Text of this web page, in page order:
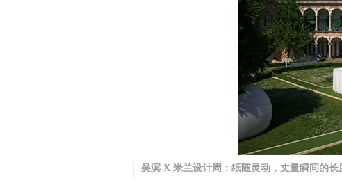
吴滨 X 米兰设计周：纸随灵动，丈量瞬间的